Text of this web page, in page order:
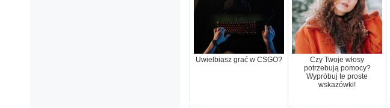
Uwielbiasz grać w CSGO?
Czy Twoje włosy
potrzebują pomocy?
Wypróbuj te proste
wskazówki!